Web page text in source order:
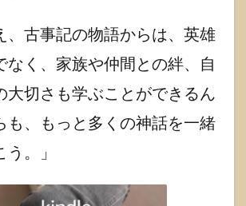
、古事記の物語からは、英雄
なく、家族や仲間との絆、自
大切さも学ぶことができるん
も、もっと多くの神話を一緒
。」